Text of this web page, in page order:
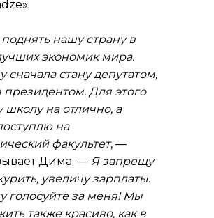
».
поднять нашу страну в
экономик мира.
сначала стану депутатом,
президентом. Для этого
школу на отлично, а
на
факультет, —
Дима. — Я запрещу
увеличу зарплаты.
голосуйте за меня! Мы
также красиво, как в